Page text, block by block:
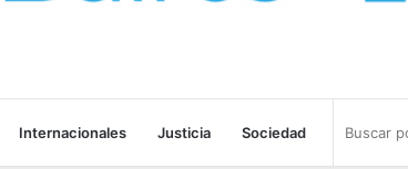
Internacionales Justicia Sociedad